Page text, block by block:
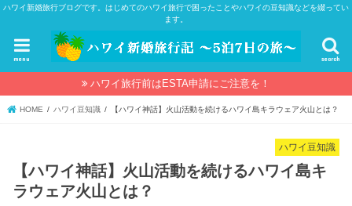
ハワイ新婚旅行ブログです。はじめてのハワイ旅行で困ったことやハワイの豆知識などを綴ってい
ます。
search
menu
ハワイ旅行前はESTA申請にご注意を！
HOME ハワイ豆知識 【ハワイ神話】火山活動を続けるハワイ島キラウェア火山とは？
ハワイ豆知識
【ハワイ神話】火山活動を続けるハワイ島キ
ラウェア火山とは？